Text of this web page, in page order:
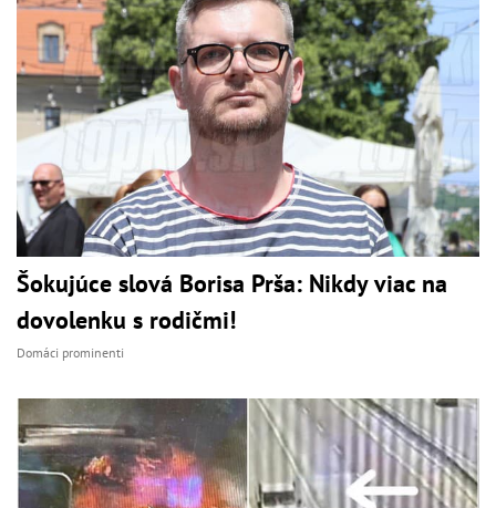
Šokujúce slová Borisa Prša: Nikdy viac na
dovolenku s rodičmi!
Domáci prominenti